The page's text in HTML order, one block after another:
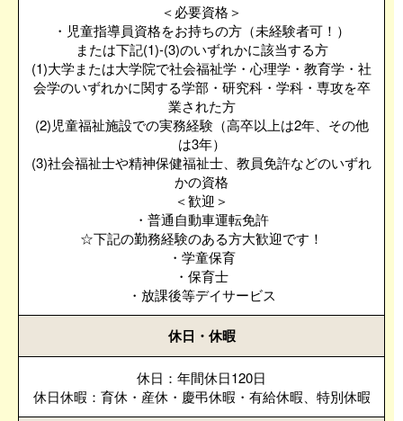
＜必要資格＞
・児童指導員資格をお持ちの方（未経験者可！）
または下記(1)-(3)のいずれかに該当する方
(1)大学または大学院で社会福祉学・心理学・教育学・社
会学のいずれかに関する学部・研究科・学科・専攻を卒
業された方
(2)児童福祉施設での実務経験（高卒以上は2年、その他
は3年）
(3)社会福祉士や精神保健福祉士、教員免許などのいずれ
かの資格
＜歓迎＞
・普通自動車運転免許
☆下記の勤務経験のある方大歓迎です！
・学童保育
・保育士
・放課後等デイサービス
休日・休暇
休日：年間休日120日
休日休暇：育休・産休・慶弔休暇・有給休暇、特別休暇